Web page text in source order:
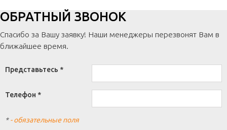
ОБРАТНЫЙ ЗВОНОК
Спасибо за Вашу заявку! Наши менеджеры перезвонят Вам в
ближайшее время.
Представьтесь *
Телефон *
*- обязательные поля